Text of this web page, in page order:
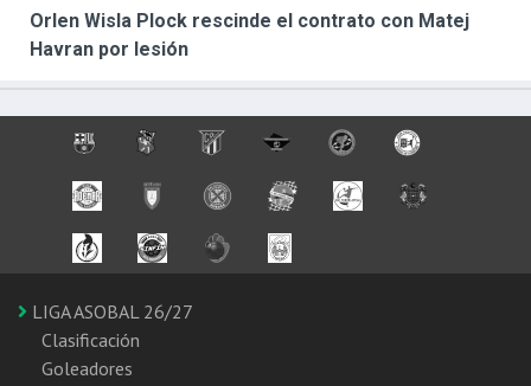
Orlen Wisla Plock rescinde el contrato con Matej
Havran por lesión
LIGA ASOBAL 26/27
Clasificación
Goleadores